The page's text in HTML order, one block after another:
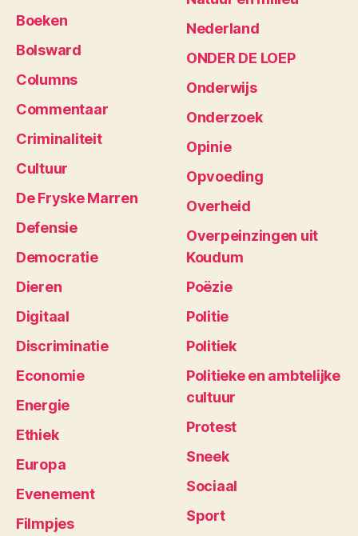
Boeken
Bolsward
Columns
Commentaar
Criminaliteit
Cultuur
De Fryske Marren
Defensie
Democratie
Dieren
Digitaal
Discriminatie
Economie
Energie
Ethiek
Europa
Evenement
Filmpjes
Nederland
ONDER DE LOEP
Onderwijs
Onderzoek
Opinie
Opvoeding
Overheid
Overpeinzingen uit
Koudum
Poëzie
Politie
Politiek
Politieke en ambtelijke
cultuur
Protest
Sneek
Sociaal
Sport